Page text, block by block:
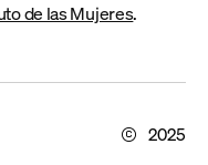
de las Mujeres.
2025